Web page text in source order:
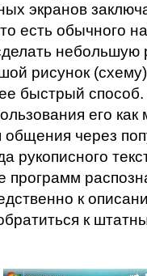
экранов
есть обычного
небольшую
рисунок
быстрый
его
общения через
рукописного
программ
к
к